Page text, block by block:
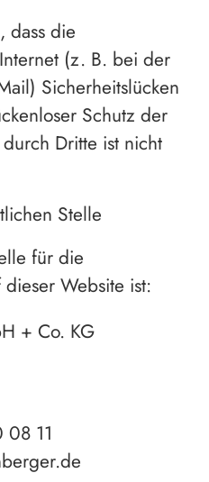
dass die
(z. B. bei der
Sicherheitslücken
Schutz der
Dritte ist nicht
Stelle
für die
Website ist:
+ Co. KG
11